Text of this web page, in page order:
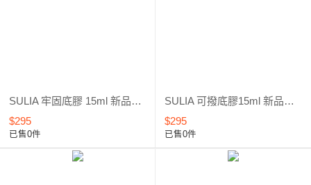
SULIA 牢固底膠 15ml 新品上市*優惠6折
$295
已售0件
SULIA 可撥底膠15ml 新品上市*優惠6折
$295
已售0件